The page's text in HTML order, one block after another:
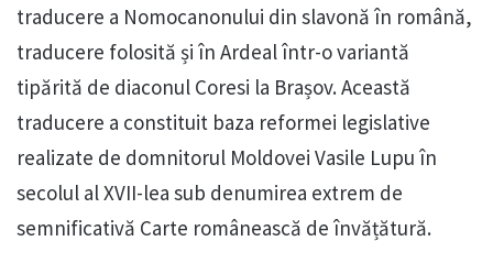
traducere a Nomocanonului din slavonă în română,
traducere folosită și în Ardeal într-o variantă
tipărită de diaconul Coresi la Brașov. Această
traducere a constituit baza reformei legislative
realizate de domnitorul Moldovei Vasile Lupu în
secolul al XVII-lea sub denumirea extrem de
semnificativă Carte românească de învățătură.